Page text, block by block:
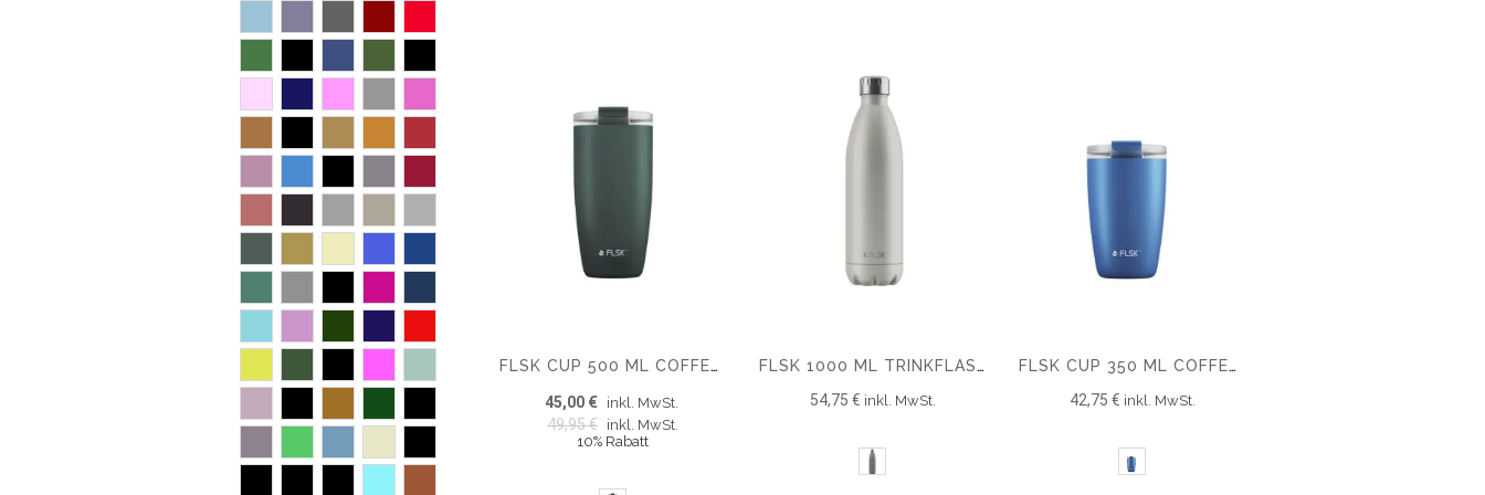
FLSK CUP 500 ML COFFEE TO GO BECHER NEXT GEN
45,00 € inkl. MwSt.
49,95 € inkl. MwSt.
10% Rabatt
FLSK 1000 ML TRINKFLASCHE NEXT GEN
54,75 € inkl. MwSt.
FLSK CUP 350 ML COFFEE TO GO BECHER NEXT GEN
42,75 € inkl. MwSt.